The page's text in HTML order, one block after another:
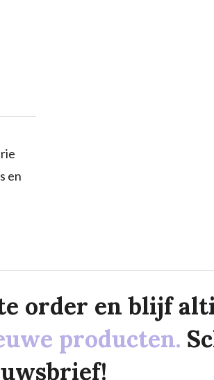
en
order en blijf
producten.